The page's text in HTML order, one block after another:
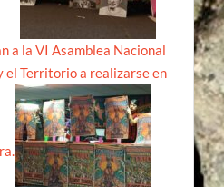
a la VI Asamblea Nacional
el Territorio a realizarse en